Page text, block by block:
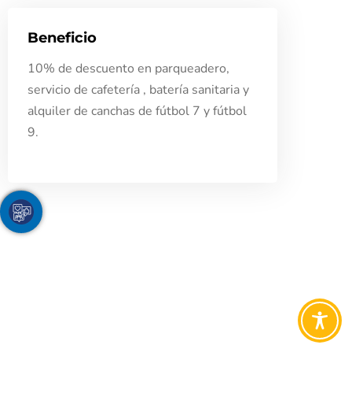
Beneficio
10% de descuento en parqueadero,
servicio de cafetería , batería sanitaria y
alquiler de canchas de fútbol 7 y fútbol
9.
Youtube
Facebook
Twitter
TikTok
Instagram